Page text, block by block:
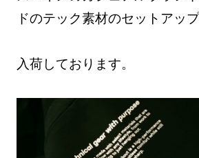
ドのテック素材のセットアッ
入荷しております。